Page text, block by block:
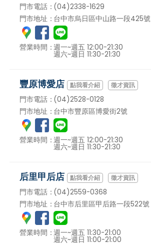
門市電話：(04)2338-1629
門市地址：台中市烏日區中山路一段425號
營業時間：週一~週五 12:00-21:30
週六~週日 11:30-21:30
豐原博愛店 徵才資訊
門市電話：(04)2528-0128
門市地址：台中市豐原區博愛街2號
營業時間：週一~週五 12:00-21:30
週六~週日 11:30-21:30
后里甲后店 徵才資訊
門市電話：(04)2559-0368
門市地址：台中市后里區甲后路一段522號
營業時間：週一~週五 11:30-21:00
週六~週日 11:00-21:00